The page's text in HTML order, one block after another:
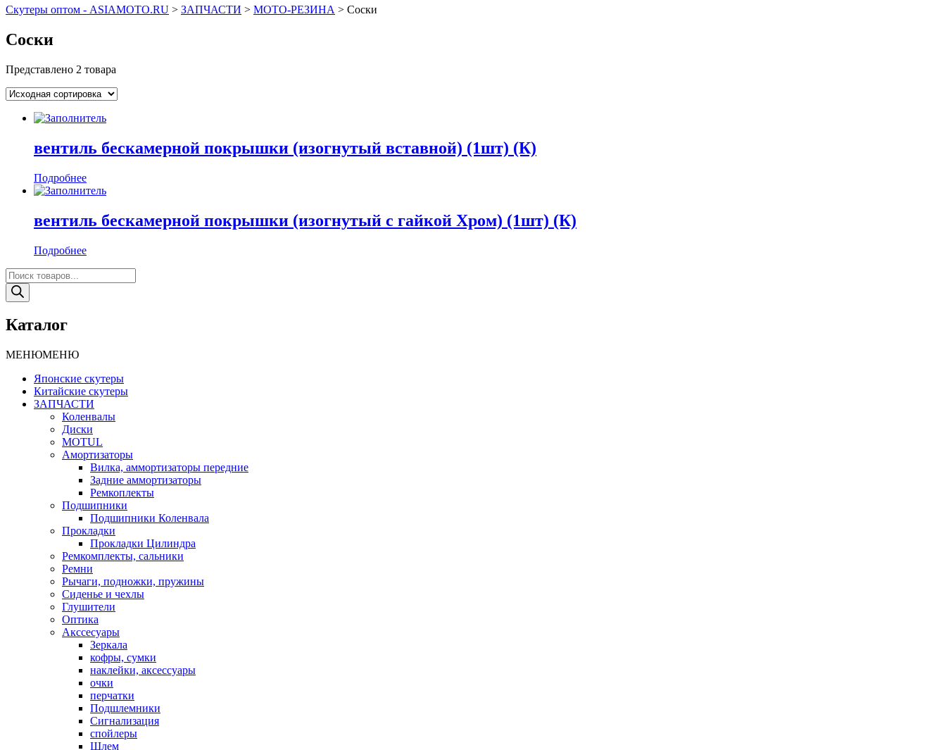
Скутеры оптом - ASIAMOTO.RU > ЗАПЧАСТИ > МОТО-РЕЗИНА > Соски
Соски
Представлено 2 товара
вентиль бескамерной покрышки (изогнутый вставной) (1шт) (К)
Подробнее
вентиль бескамерной покрышки (изогнутый с гайкой Хром) (1шт) (К)
Подробнее
Поиск
товаров
Каталог
МЕНЮМЕНЮ
Японские скутеры
Китайские скутеры
ЗАПЧАСТИ
Коленвалы
Диски
MOTUL
Амортизаторы
Вилка, аммортизаторы передние
Задние аммортизаторы
Ремкоплекты
Подшипники
Подшипники Коленвала
Прокладки
Прокладки Цилиндра
Ремкомплекты, сальники
Ремни
Рычаги, подножки, пружины
Сиденье и чехлы
Глушители
Оптика
Акссесуары
Зеркала
кофры, сумки
наклейки, аксессуары
очки
перчатки
Подшлемники
Сигнализация
спойлеры
Шлем